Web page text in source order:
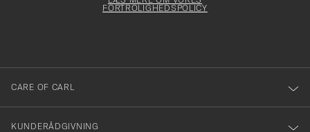
dig
till
vårt
nyhetsbrev!
FORTROLIGHEDSPOLICY
CARE OF CARL
KUNDERÅDGIVNING